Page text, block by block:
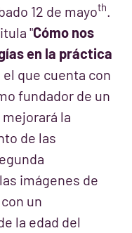
12 de mayoth
"Cómo nos
en la práctica
el que cuenta con
fundador de un
la
de las
imágenes de
un
la edad del